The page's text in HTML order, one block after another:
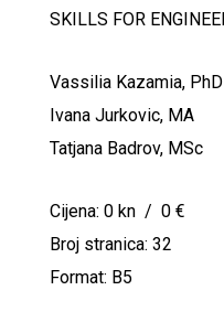
SKILLS FOR
Vassilia Kazamia, PhD
Ivana Jurkovic, MA
Tatjana Badrov, MSc
Cijena: 0 kn / 0 €
Broj stranica: 32
Format: B5